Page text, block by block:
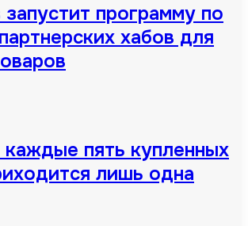
программу по
хабов для
пять купленных
лишь одна